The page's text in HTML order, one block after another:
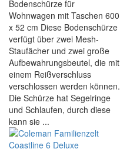
Bodenschürze für
Wohnwagen mit Taschen 600
x 52 cm Diese Bodenschürze
verfügt über zwei Mesh-
Staufächer und zwei große
Aufbewahrungsbeutel, die mit
einem Reißverschluss
verschlossen werden können.
Die Schürze hat Segelringe
und Schlaufen, durch diese
kann sie ...